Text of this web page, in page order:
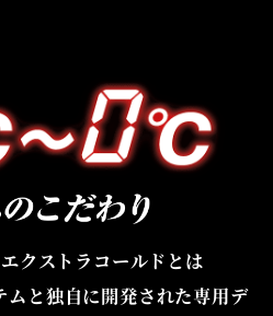
クストラコールドとは
と独自に開発された専用デ